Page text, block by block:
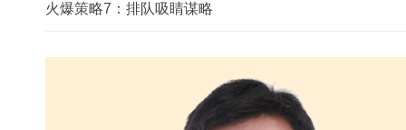
火爆策略7：排队吸睛谋略